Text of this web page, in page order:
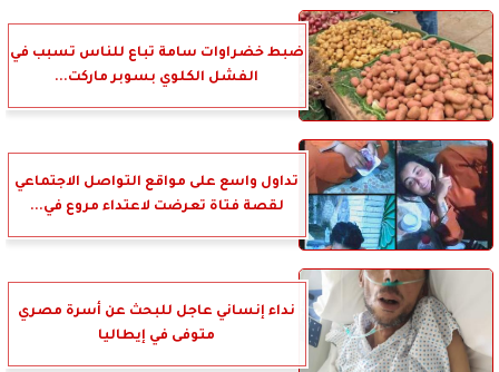
ضبط خضراوات سامة تباع للناس تسبب في
الفشل الكلوي بسوبر ماركت...
تداول واسع على مواقع التواصل الاجتماعي
لقصة فتاة تعرضت لاعتداء مروع في...
نداء إنساني عاجل للبحث عن أسرة مصري
متوفى في إيطاليا